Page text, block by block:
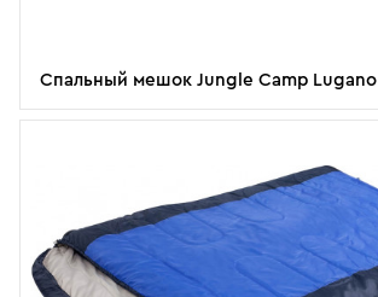
Спальный мешок Jungle Camp Lugano